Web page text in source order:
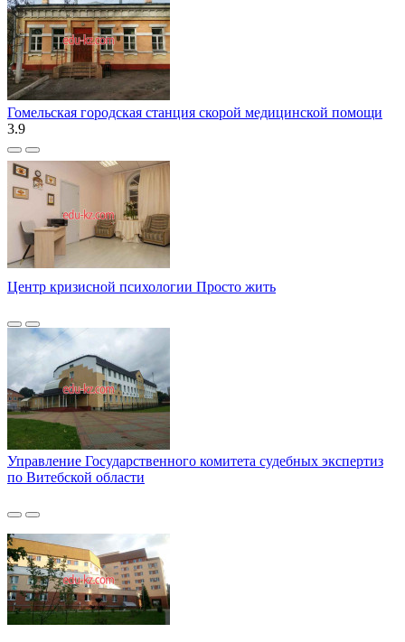
Гомельская городская станция скорой медицинской помощи
3.9
Центр кризисной психологии Просто жить
Управление Государственного комитета судебных экспертиз
по Витебской области